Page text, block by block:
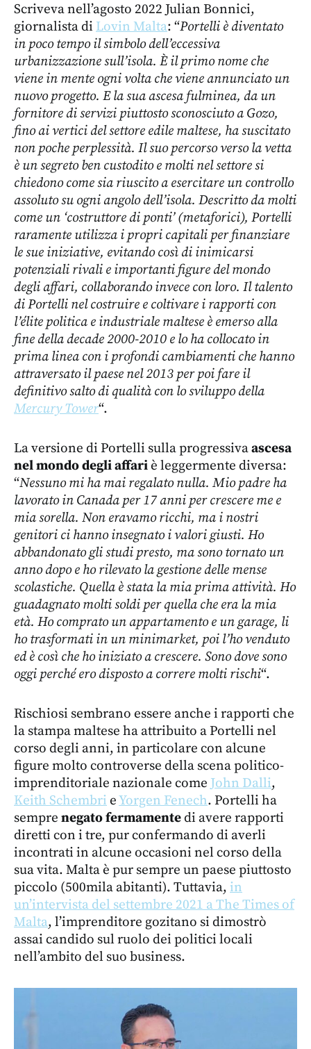
Scriveva nell’agosto 2022 Julian Bonnici,
giornalista di Lovin Malta: “Portelli è diventato
in poco tempo il simbolo dell’eccessiva
urbanizzazione sull’isola. È il primo nome che
viene in mente ogni volta che viene annunciato un
nuovo progetto. E la sua ascesa fulminea, da un
fornitore di servizi piuttosto sconosciuto a Gozo,
fino ai vertici del settore edile maltese, ha suscitato
non poche perplessità. Il suo percorso verso la vetta
è un segreto ben custodito e molti nel settore si
chiedono come sia riuscito a esercitare un controllo
assoluto su ogni angolo dell’isola. Descritto da molti
come un ‘costruttore di ponti’ (metaforici), Portelli
raramente utilizza i propri capitali per finanziare
le sue iniziative, evitando così di inimicarsi
potenziali rivali e importanti figure del mondo
degli affari, collaborando invece con loro. Il talento
di Portelli nel costruire e coltivare i rapporti con
l’élite politica e industriale maltese è emerso alla
fine della decade 2000-2010 e lo ha collocato in
prima linea con i profondi cambiamenti che hanno
attraversato il paese nel 2013 per poi fare il
definitivo salto di qualità con lo sviluppo della
Mercury Tower“.
La versione di Portelli sulla progressivaascesa
nel mondo degli affariè leggermente diversa:
“Nessuno mi ha mai regalato nulla. Mio padre ha
lavorato in Canada per 17 anni per crescere me e
mia sorella. Non eravamo ricchi, ma i nostri
genitori ci hanno insegnato i valori giusti. Ho
abbandonato gli studi presto, ma sono tornato un
anno dopo e ho rilevato la gestione delle mense
scolastiche. Quella è stata la mia prima attività. Ho
guadagnato molti soldi per quella che era la mia
età. Ho comprato un appartamento e un garage, li
ho trasformati in un minimarket, poi l’ho venduto
ed è così che ho iniziato a crescere. Sono dove sono
oggi perché ero disposto a correre molti rischi“.
Rischiosi sembrano essere anche i rapporti che
la stampa maltese ha attribuito a Portelli nel
corso degli anni, in particolare con alcune
figure molto controverse della scena politico-
imprenditoriale nazionale come John Dalli,
Keith Schembri eYorgen Fenech. Portelli ha
sempre negato fermamentedi avere rapporti
diretti con i tre, pur confermando di averli
incontrati in alcune occasioni nel corso della
sua vita. Malta è pur sempre un paese piuttosto
piccolo (500mila abitanti). Tuttavia, in
un’intervista del settembre 2021 a The Times of
Malta, l’imprenditore gozitano si dimostrò
assai candido sul ruolo dei politici locali
nell’ambito del suo business.